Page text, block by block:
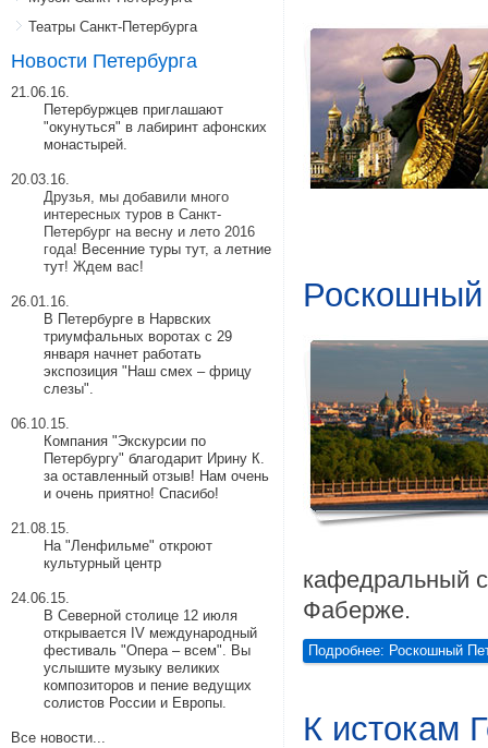
Театры Санкт-Петербурга
Новости Петербурга
21.06.16.
Петербуржцев приглашают
"окунуться" в лабиринт афонских
монастырей.
20.03.16.
Друзья, мы добавили много
интересных туров в Санкт-
Петербург на весну и лето 2016
года! Весенние туры тут, а летние
тут! Ждем вас!
26.01.16.
В Петербурге в Нарвских
триумфальных воротах с 29
января начнет работать
экспозиция "Наш смех – фрицу
слезы".
06.10.15.
Компания "Экскурсии по
Петербургу" благодарит Ирину К.
за оставленный отзыв! Нам очень
и очень приятно! Спасибо!
21.08.15.
На "Ленфильме" откроют
культурный центр
24.06.15.
В Северной столице 12 июля
открывается IV международный
фестиваль "Опера – всем". Вы
услышите музыку великих
композиторов и пение ведущих
солистов России и Европы.
Все новости...
Роскошный
кафедральный
Фаберже.
Подробнее: Роскошный
К истокам